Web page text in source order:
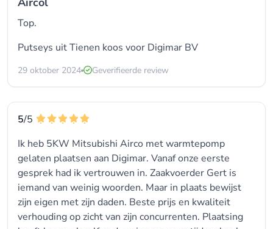
Top.
Putseys uit Tienen koos voor Digimar BV
29 oktober 2024 Geverifieerde review
5/5
Ik heb 5KW Mitsubishi Airco met warmtepomp
gelaten plaatsen aan Digimar. Vanaf onze eerste
gesprek had ik vertrouwen in. Zaakvoerder Gert is
iemand van weinig woorden. Maar in plaats bewijst
zijn eigen met zijn daden. Beste prijs en kwaliteit
verhouding op zicht van zijn concurrenten. Plaatsing